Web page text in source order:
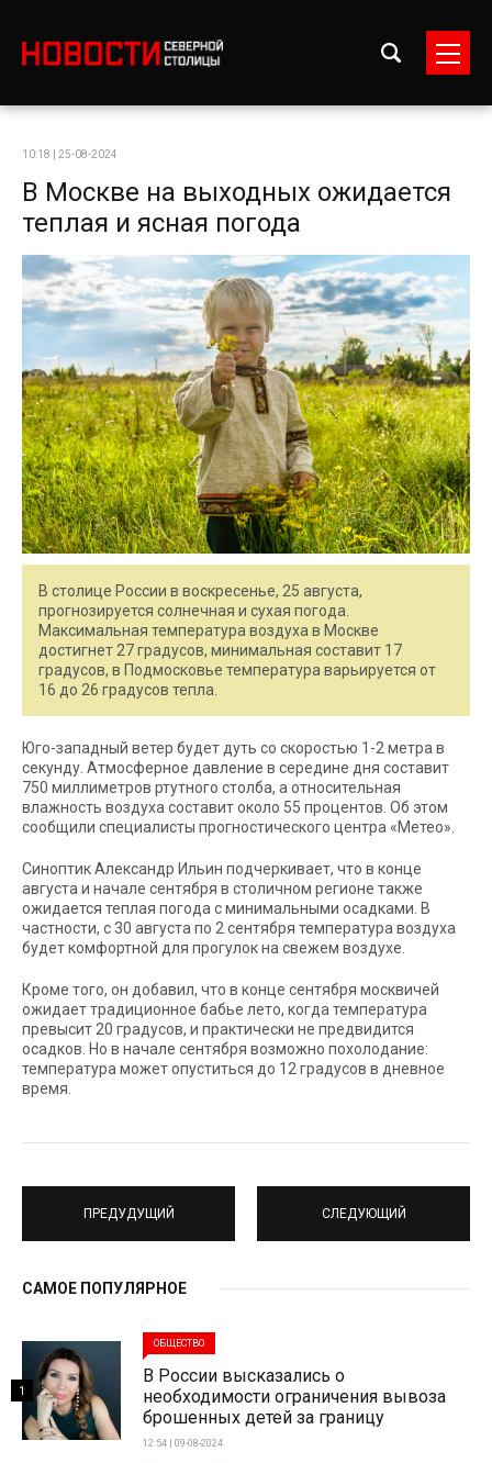
10:18 | 25-08-2024
В Москве на выходных ожидается
теплая и ясная погода
В столице России в воскресенье, 25 августа,
прогнозируется солнечная и сухая погода.
Максимальная температура воздуха в Москве
достигнет 27 градусов, минимальная составит 17
градусов, в Подмосковье температура варьируется от
16 до 26 градусов тепла.
Юго-западный ветер будет дуть со скоростью 1-2 метра в
секунду. Атмосферное давление в середине дня составит
750 миллиметров ртутного столба, а относительная
влажность воздуха составит около 55 процентов. Об этом
сообщили специалисты прогностического центра «Метео».
Синоптик Александр Ильин подчеркивает, что в конце
августа и начале сентября в столичном регионе также
ожидается теплая погода с минимальными осадками. В
частности, с 30 августа по 2 сентября температура воздуха
будет комфортной для прогулок на свежем воздухе.
Кроме того, он добавил, что в конце сентября москвичей
ожидает традиционное бабье лето, когда температура
превысит 20 градусов, и практически не предвидится
осадков. Но в начале сентября возможно похолодание:
температура может опуститься до 12 градусов в дневное
время.
ПРЕДУДУЩИЙ СЛЕДУЮЩИЙ
САМОЕ ПОПУЛЯРНОЕ
ОБЩЕСТВО
В России высказались о
необходимости ограничения вывоза
брошенных детей за границу
12:54 | 09-08-2024
1